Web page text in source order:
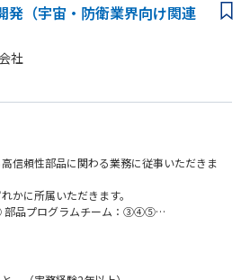
代で、和気あいあいとした雰囲気ながらも目
るメンバーが多いです！
レックスタイム制（遅出、早退、中抜け）を
んのお迎えなど仕事と両立している環境で
富で、お互いのプライベートも大切にする文
れ、共創イノベーションが生まれやすい空間
、会社の好意により無料で飲めるコーヒーマ
景に少し映っていますので、ご参考ください
www.youtube.com/watch?v=lWPdK0b51Ew
を行うバランス感覚を有している
発（宇宙・防衛業界向け関連
社
信頼性部品に関わる業務に従事いただきま
かに所属いただきます。
品プログラムチーム：③④⑤
の技術仕様調整
様の作成
先への技術提案の作成、プレゼンの実施
当からの部品に関する問い合わせ対応